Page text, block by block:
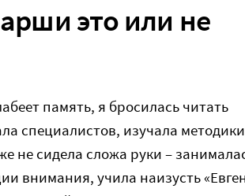
это или не
память, я бросилась читать
специалистов, изучала
не сидела сложа руки –
внимания, учила наизусть